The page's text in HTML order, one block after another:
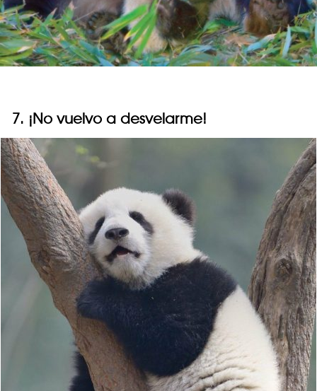
7. ¡No vuelvo a desvelarme!